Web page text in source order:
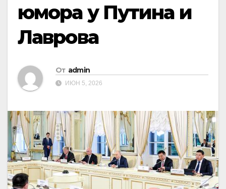
юмора у Путина и
Лаврова
От admin
ИЮН 5, 2026